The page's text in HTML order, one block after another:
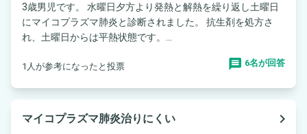
3歳男児です。 水曜日夕方より発熱と解熱を繰り返し土曜日
にマイコプラズマ肺炎と診断されました。 抗生剤を処方さ
れ、土曜日からは平熱状態です。...
1人が参考になったと投票 6名が回答
マイコプラズマ肺炎治りにくい
navigate_next